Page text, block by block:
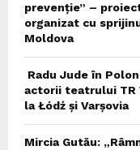
prevenție” –
organizat cu
Moldova
Radu Jude în
actorii teatrului TR
la Łódź și Varșovia
Mircia Gutău: